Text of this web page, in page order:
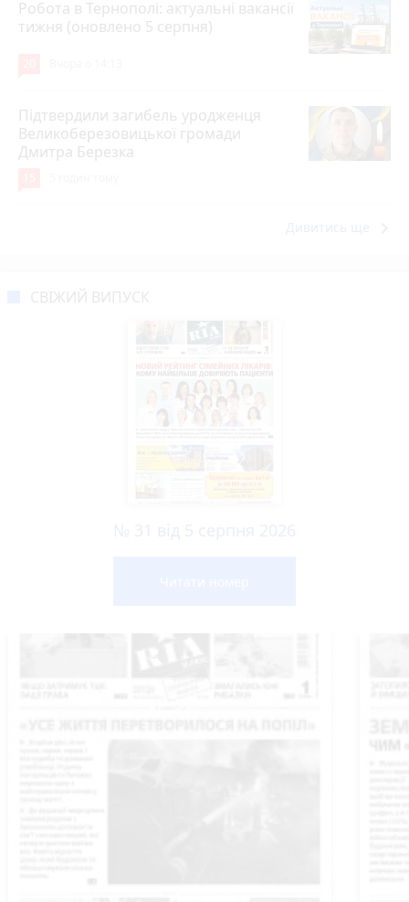
Робота в Тернополі: актуальні вакансії
тижня (оновлено 5 серпня)
Підтвердили загибель уродженця
Великоберезовицької громади
Дмитра Березка